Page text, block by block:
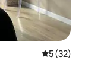
Средна
5 (32)